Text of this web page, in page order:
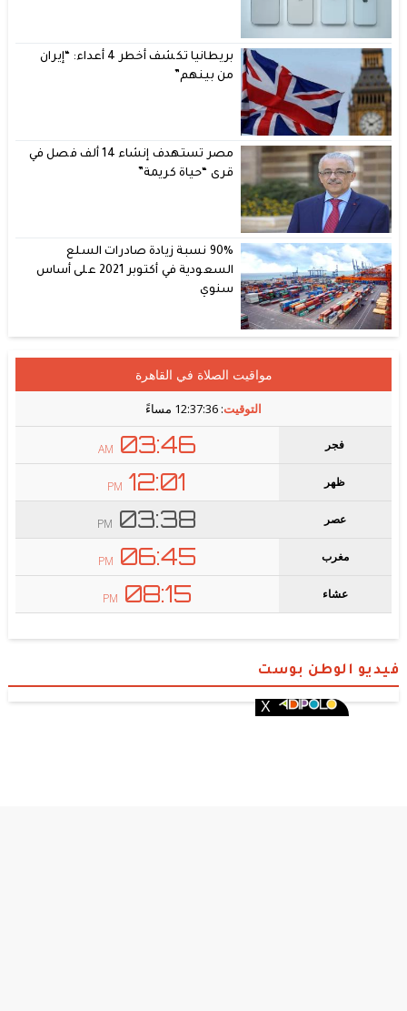
بريطانيا تكشف أخطر 4 أعداء: “إيران
من بينهم”
مصر تستهدف إنشاء 14 ألف فصل في
قرى “حياة كريمة”
90% نسبة زيادة صادرات السلع
السعودية في أكتوبر 2021 على أساس
سنوي
فيديو الوطن بوست